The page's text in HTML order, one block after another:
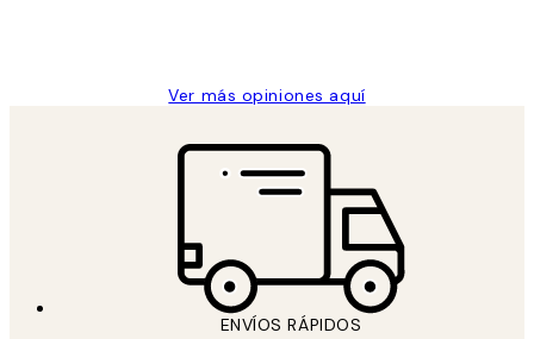
Ver más opiniones aquí
ENVÍOS RÁPIDOS